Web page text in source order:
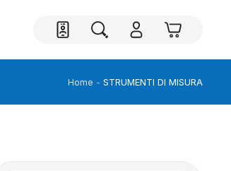
Home STRUMENTI DI MISURA